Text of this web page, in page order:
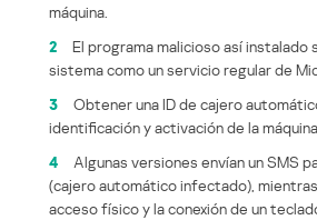
máquina.
2
El programa malicioso así instalado
sistema como un servicio regular de
3
Obtener una ID de cajero
identificación y activación de la máquina.
4
Algunas versiones envían un SMS
(cajero automático infectado),
acceso físico y la conexión de un